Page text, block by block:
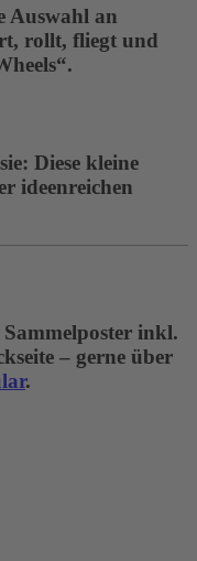
Auswahl an
rollt, fliegt und
Diese kleine
ideenreichen
inkl.
– gerne über
.